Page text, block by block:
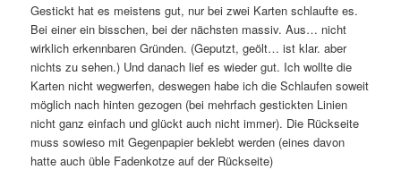
Gestickt hat es meistens gut, nur bei zwei Karten schlaufte es.
Bei einer ein bisschen, bei der nächsten massiv. Aus… nicht
wirklich erkennbaren Gründen. (Geputzt, geölt… ist klar. aber
nichts zu sehen.) Und danach lief es wieder gut. Ich wollte die
Karten nicht wegwerfen, deswegen habe ich die Schlaufen soweit
möglich nach hinten gezogen (bei mehrfach gestickten Linien
nicht ganz einfach und glückt auch nicht immer). Die Rückseite
muss sowieso mit Gegenpapier beklebt werden (eines davon
hatte auch üble Fadenkotze auf der Rückseite)